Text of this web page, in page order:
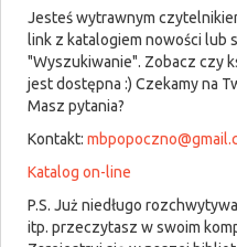
Jesteś wytrawnym
link z katalogiem nowości lub
"Wyszukiwanie". Zobacz czy
jest dostępna :) Czekamy na
Masz pytania?
Kontakt:
Katalog on-line
P.S. Już niedługo
itp. przeczytasz w swoim